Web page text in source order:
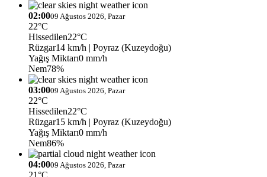
02:0009 Ağustos 2026, Pazar
22°C
Hissedilen22°C
Rüzgar14 km/h | Poyraz (Kuzeydoğu)
Yağış Miktarı0 mm/h
Nem78%
03:0009 Ağustos 2026, Pazar
22°C
Hissedilen22°C
Rüzgar15 km/h | Poyraz (Kuzeydoğu)
Yağış Miktarı0 mm/h
Nem86%
04:0009 Ağustos 2026, Pazar
21°C